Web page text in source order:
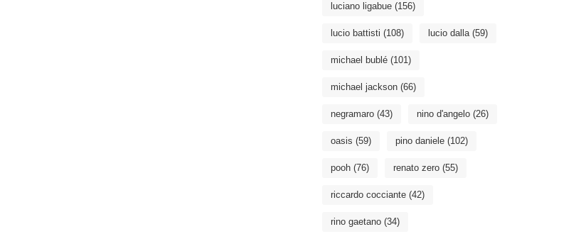
luciano ligabue (156)
lucio battisti (108) lucio dalla(59)
michael bublé (101)
michael jackson (66)
negramaro (43) nino d'angelo (26)
oasis (59) pino daniele (102)
pooh (76) renato zero (55)
riccardo cocciante (42)
rino gaetano (34)